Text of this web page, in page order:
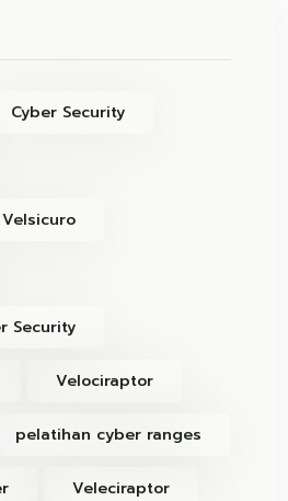
Cyber Security
Security
Velociraptor
pelatihan cyber ranges
Veleciraptor